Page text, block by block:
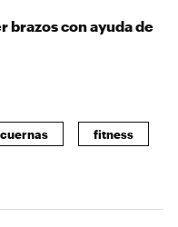
brazos con ayuda de
fitness